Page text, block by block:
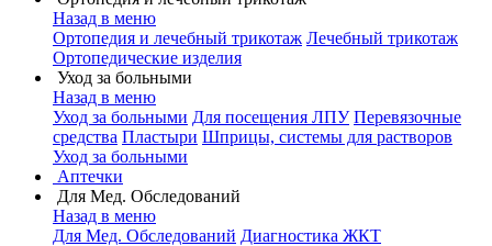
Назад в меню
Ортопедия и лечебный трикотаж Лечебный трикотаж
Ортопедические изделия
Уход за больными
Назад в меню
Уход за больными Для посещения ЛПУ Перевязочные
средства Пластыри Шприцы, системы для растворов
Уход за больными
Аптечки
Для Мед. Обследований
Назад в меню
Для Мед. Обследований Диагностика ЖКТ